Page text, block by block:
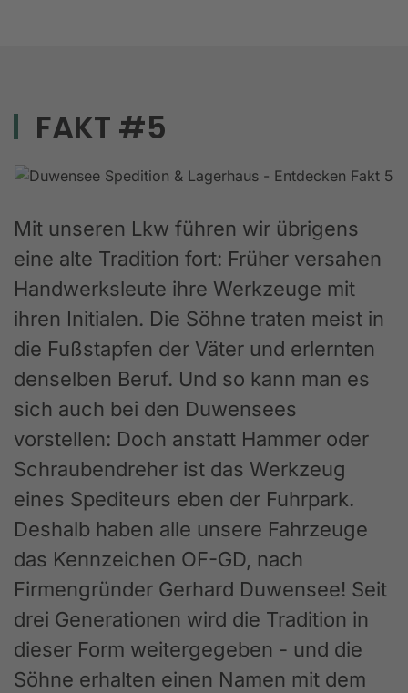
FAKT #5
Mit unseren Lkw führen wir übrigens
eine alte Tradition fort: Früher versahen
Handwerksleute ihre Werkzeuge mit
ihren Initialen. Die Söhne traten meist in
die Fußstapfen der Väter und erlernten
denselben Beruf. Und so kann man es
sich auch bei den Duwensees
vorstellen: Doch anstatt Hammer oder
Schraubendreher ist das Werkzeug
eines Spediteurs eben der Fuhrpark.
Deshalb haben alle unsere Fahrzeuge
das Kennzeichen OF-GD, nach
Firmengründer Gerhard Duwensee! Seit
drei Generationen wird die Tradition in
dieser Form weitergegeben - und die
Söhne erhalten einen Namen mit dem